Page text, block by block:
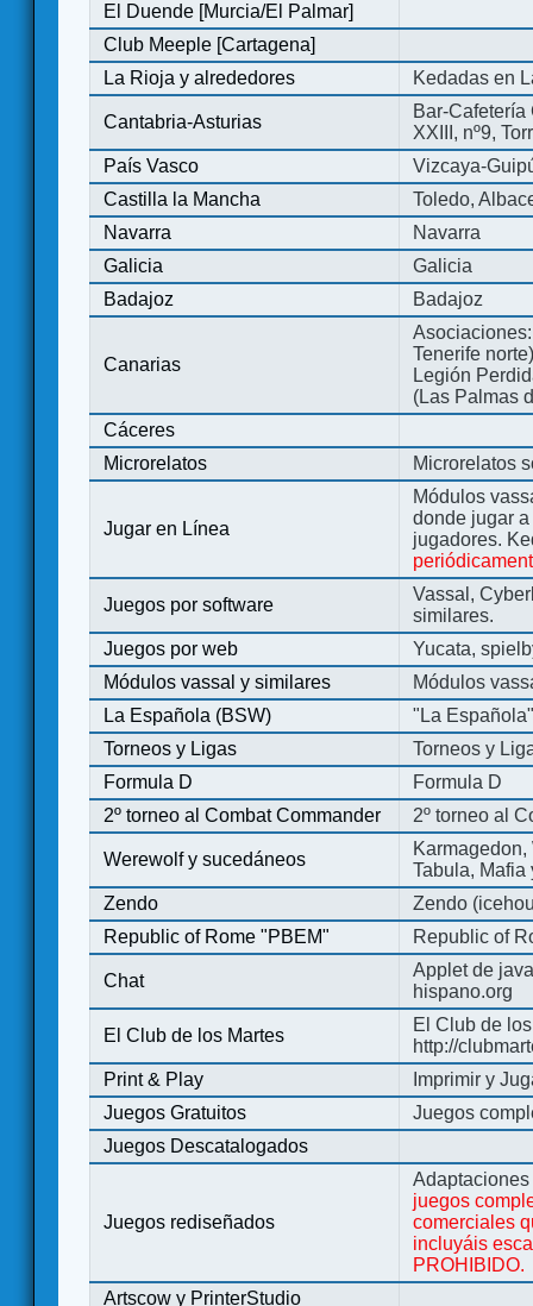
El Duende [Murcia/El Palmar]
Club Meeple [Cartagena]
La Rioja y alrededores
Kedadas en
Cantabria-Asturias
Bar-
XXIII, nº9,
País Vasco
Vizcaya-
Castilla la Mancha
Toledo,
Navarra
Navarra
Galicia
Galicia
Badajoz
Badajoz
Canarias
Tenerife
Legión
(Las Palmas
Cáceres
Microrelatos
Microrelatos
Jugar en Línea
Módulos
donde jugar
jugadores.
Juegos por software
Vassal,
similares.
Juegos por web
Yucata,
Módulos vassal y similares
Módulos
La Española (BSW)
"La
Torneos y Ligas
Torneos y
Formula D
Formula D
2º torneo al Combat Commander
2º torneo al
Werewolf y sucedáneos
Tabula, Mafia
Zendo
Zendo
Republic of Rome "PBEM"
Republic of
Chat
Applet de
hispano.org
El Club de los Martes
El Club de
http://
Print & Play
Imprimir y
Juegos Gratuitos
Juegos
Juegos Descatalogados
Juegos rediseñados
juegos
comerciales
incluyáis
PROHIBIDO.
Artscow y PrinterStudio